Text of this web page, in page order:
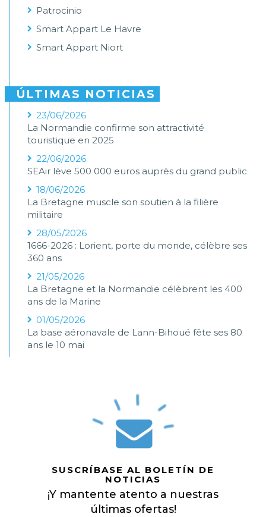
Patrocinio
Smart Appart Le Havre
Smart Appart Niort
ÚLTIMAS NOTICIAS
23/06/2026
La Normandie confirme son attractivité
touristique en 2025
22/06/2026
SEAir lève 500 000 euros auprès du grand public
18/06/2026
La Bretagne muscle son soutien à la filière
militaire
28/05/2026
1666-2026 : Lorient, porte du monde, célèbre ses
360 ans
21/05/2026
La Bretagne et la Normandie célèbrent les 400
ans de la Marine
01/05/2026
La base aéronavale de Lann-Bihoué fête ses 80
ans le 10 mai
SUSCRÍBASE AL BOLETÍN DE
NOTICIAS
¡Y mantente atento a nuestras
últimas ofertas!